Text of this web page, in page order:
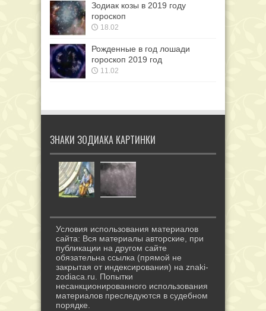
Зодиак козы в 2019 году
гороскоп
18.02
Рожденные в год лошади
гороскоп 2019 год
11.02
ЗНАКИ ЗОДИАКА КАРТИНКИ
Условия использования материалов
сайта: Вся материалы авторские, при
публикации на другом сайте
обязательна ссылка (прямой не
закрытая от индексирования) на znaki-
zodiaca.ru. Попытки
несанкционированного использования
материалов преследуются в судебном
порядке.